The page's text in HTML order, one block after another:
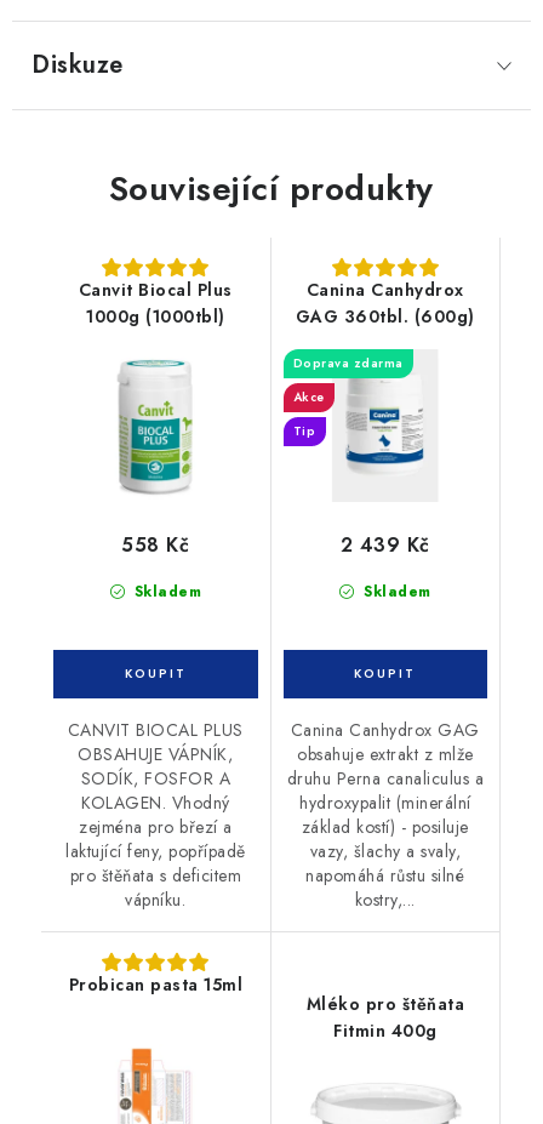
Diskuze
Související produkty
Canvit Biocal Plus
1000g (1000tbl)
Skladem
558 Kč
CANVIT BIOCAL PLUS
OBSAHUJE VÁPNÍK,
SODÍK, FOSFOR A
KOLAGEN. Vhodný
zejména pro březí a
laktující feny, popřípadě
pro štěňata s deficitem
vápníku.
Canina Canhydrox
GAG 360tbl. (600g)
Doprava zdarma
Akce
Tip
Skladem
2 439 Kč
Canina Canhydrox GAG
obsahuje extrakt z mlže
druhu Perna canaliculus a
hydroxypalit (minerální
základ kostí) - posiluje
vazy, šlachy a svaly,
napomáhá růstu silné
kostry,...
Probican pasta 15ml
Mléko pro štěňata
Fitmin 400g